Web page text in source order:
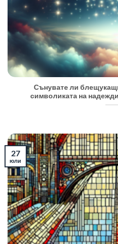
Сънувате ли
символиката на
27
юли